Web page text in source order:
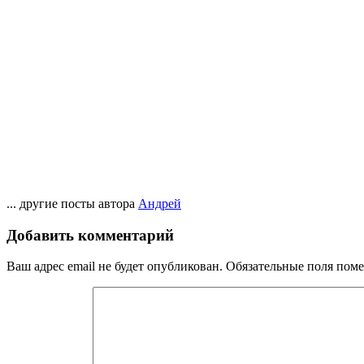
... другие посты автора Андрей
Добавить комментарий
Ваш адрес email не будет опубликован. Обязательные поля